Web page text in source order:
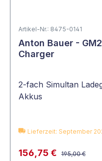
Artikel-Nr.: 8475-0141
Anton Bauer -
Charger
2-fach Simultan
Akkus
Lieferzeit: September
156,75 € 195,00 €